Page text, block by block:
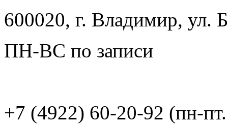
600020, г. Владимир, ул.
ПН-ВС по записи
+7 (4922) 60-20-92 (пн-